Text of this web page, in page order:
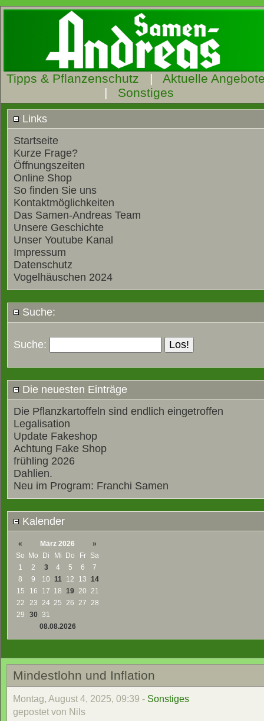
Tipps & Pflanzenschutz | Aktuelle
| Sonstiges
Links
Startseite
Kurze Frage?
Öffnungszeiten
Online Shop
So finden Sie uns
Kontaktmöglichkeiten
Das Samen-Andreas Team
Unsere Geschichte
Unser Youtube Kanal
Impressum
Datenschutz
Vogelhäuschen 2024
Suche:
Suche:
Die neuesten Einträge
Die Pflanzkartoffeln sind endlich eingetroffen
Legalisation
Update Fakeshop
Achtung Fake Shop
frühling 2026
Dahlien.
Neu im Program: Franchi Samen
Kalender
« März 2026
»
So Mo Di Mi Do Fr
Sa
1
2 3 4 5 6
7
8
9 10 11 12 13 14
15
16 17 18 19 20 21
22
23 24 25 26 27 28
29
30 31
08.08.2026
Mindestlohn und Inflation
Montag, August 4, 2025, 09:39 - Sonstiges
gepostet von Nils